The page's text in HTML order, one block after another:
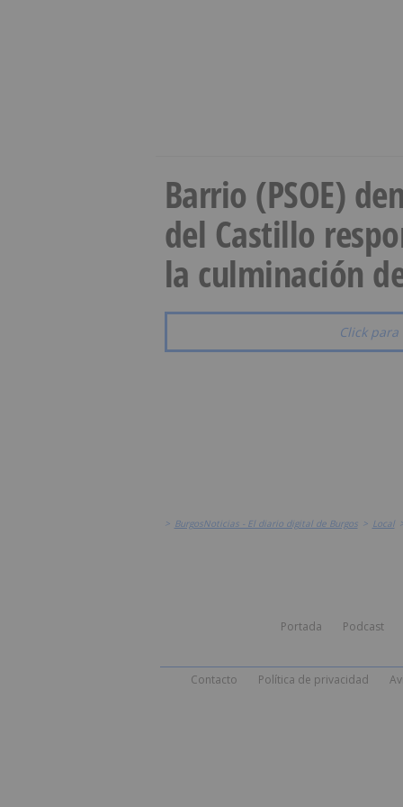
Barrio (PSOE)
del Castillo
la culminación
Click
> BurgosNoticias - El diario digital de Burgos > Local
Portada Podcast
Contacto Política de privacidad